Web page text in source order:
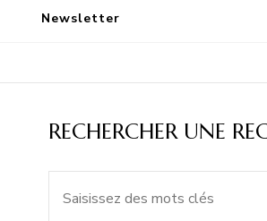
Newsletter
RECHERCHER UNE